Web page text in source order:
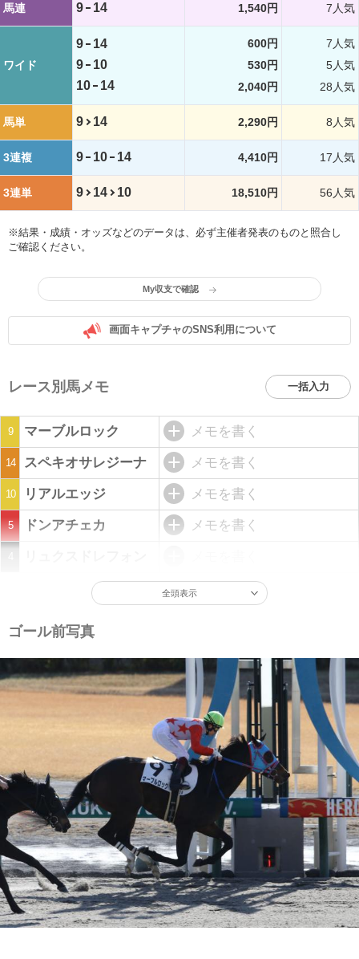
馬連 9 14 1,540円 7人気
ワイド
9
14
9
10
10
14
600円
530円
2,040円
7人気
5人気
28人気
馬単 9 14 2,290円 8人気
3連複 9 10 14 4,410円 17人気
3連単 9 14 10 18,510円 56人気
※結果・成績・オッズなどのデータは、必ず主催者発表のものと照合し
ご確認ください。
My収支で確認
画面キャプチャのSNS利用について
レース別馬メモ 一括入力
9 マーブルロック メモを書く
14 スペキオサレジーナ メモを書く
10 リアルエッジ メモを書く
5 ドンアチェカ メモを書く
全頭表示
ゴール前写真